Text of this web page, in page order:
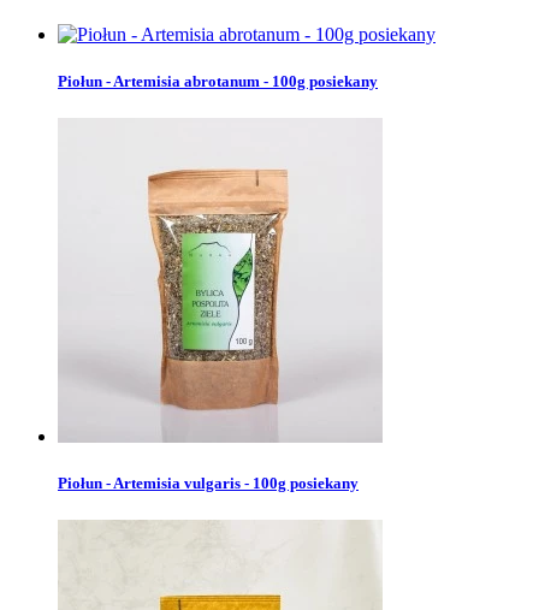
Piołun - Artemisia abrotanum - 100g posiekany
Piołun - Artemisia vulgaris - 100g posiekany